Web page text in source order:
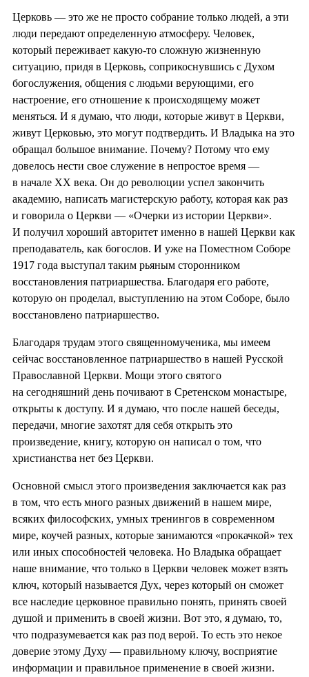
Церковь — это же не просто собрание только людей, а эти
люди передают определенную атмосферу. Человек,
который переживает какую-то сложную жизненную
ситуацию, придя в Церковь, соприкоснувшись с Духом
богослужения, общения с людьми верующими, его
настроение, его отношение к происходящему может
меняться. И я думаю, что люди, которые живут в Церкви,
живут Церковью, это могут подтвердить. И Владыка на это
обращал большое внимание. Почему? Потому что ему
довелось нести свое служение в непростое время —
в начале XX века. Он до революции успел закончить
академию, написать магистерскую работу, которая как раз
и говорила о Церкви — «Очерки из истории Церкви».
И получил хороший авторитет именно в нашей Церкви как
преподаватель, как богослов. И уже на Поместном Соборе
1917 года выступал таким рьяным сторонником
восстановления патриаршества. Благодаря его работе,
которую он проделал, выступлению на этом Соборе, было
восстановлено патриаршество.
Благодаря трудам этого священномученика, мы имеем
сейчас восстановленное патриаршество в нашей Русской
Православной Церкви. Мощи этого святого
на сегодняшний день почивают в Сретенском монастыре,
открыты к доступу. И я думаю, что после нашей беседы,
передачи, многие захотят для себя открыть это
произведение, книгу, которую он написал о том, что
христианства нет без Церкви.
Основной смысл этого произведения заключается как раз
в том, что есть много разных движений в нашем мире,
всяких философских, умных тренингов в современном
мире, коучей разных, которые занимаются «прокачкой» тех
или иных способностей человека. Но Владыка обращает
наше внимание, что только в Церкви человек может взять
ключ, который называется Дух, через который он сможет
все наследие церковное правильно понять, принять своей
душой и применить в своей жизни. Вот это, я думаю, то,
что подразумевается как раз под верой. То есть это некое
доверие этому Духу — правильному ключу, восприятие
информации и правильное применение в своей жизни.